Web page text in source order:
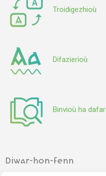
Troidigezhioù
Difazierioù
Binvioù ha dafar
Diwar-hon-fenn